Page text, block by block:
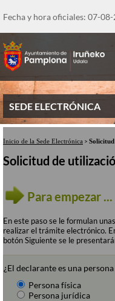
contenido
Fecha y hora oficiales: 07-
SEDE ELECTRÓNICA
Inicio de la Sede Electrónica >
Solicitud de
Para empezar ...
En este paso se le formulan
realizar el trámite electrónico.
botón Siguiente se le
¿El declarante es una
Persona física
Persona jurídica